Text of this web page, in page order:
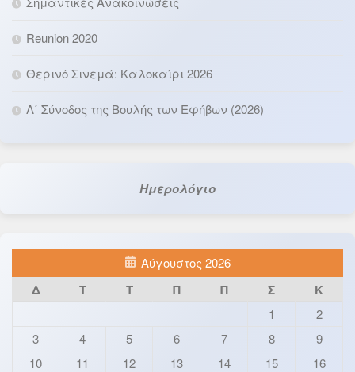
Reunion 2020
Θερινό Σινεμά: Καλοκαίρι 2026
Λ΄ Σύνοδος της Βουλής των Εφήβων (2026)
Ημερολόγιο
Αύγουστος 2026
Δ Τ Τ Π Π Σ Κ
1
2
3
4 5 6 7 8
9
10
11 12 13 14 15
16